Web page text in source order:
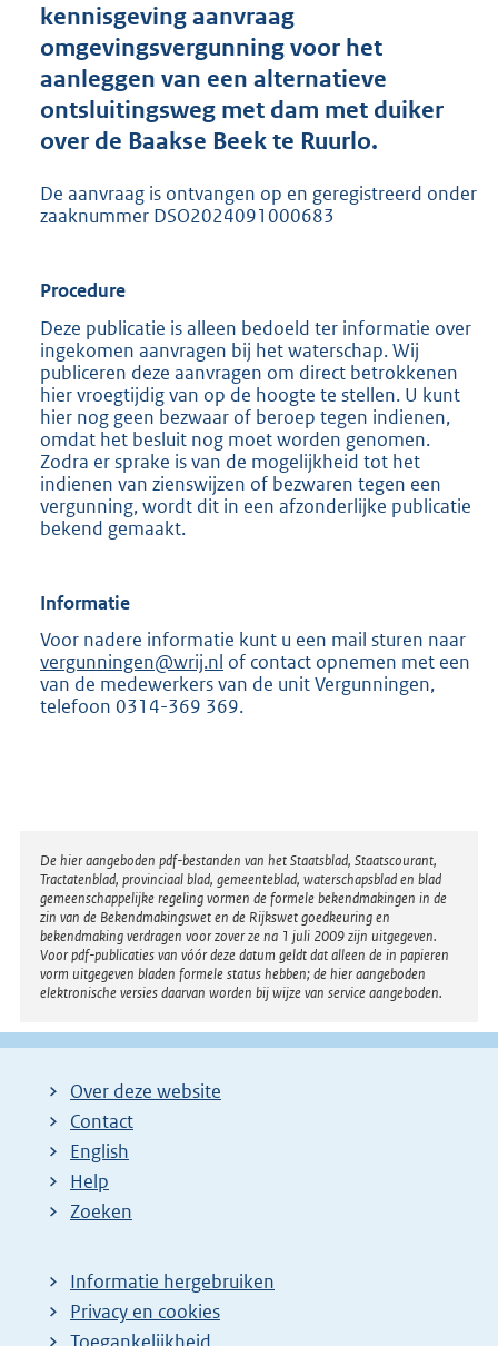
o
t
t
0
5
kennisgeving aanvraag
omgevingsvergunning voor het
aanleggen van een alternatieve
ontsluitingsweg met dam met duiker
over de Baakse Beek te Ruurlo.
De aanvraag is ontvangen op en geregistreerd onder
zaaknummer DSO2024091000683
Procedure
Deze publicatie is alleen bedoeld ter informatie over
ingekomen aanvragen bij het waterschap. Wij
publiceren deze aanvragen om direct betrokkenen
hier vroegtijdig van op de hoogte te stellen. U kunt
hier nog geen bezwaar of beroep tegen indienen,
omdat het besluit nog moet worden genomen.
Zodra er sprake is van de mogelijkheid tot het
indienen van zienswijzen of bezwaren tegen een
vergunning, wordt dit in een afzonderlijke publicatie
bekend gemaakt.
Informatie
Voor nadere informatie kunt u een mail sturen naar
vergunningen@wrij.nl of contact opnemen met een
van de medewerkers van de unit Vergunningen,
telefoon 0314-369 369.
Disclaimer
De hier aangeboden pdf-bestanden van het Staatsblad, Staatscourant,
Tractatenblad, provinciaal blad, gemeenteblad, waterschapsblad en blad
gemeenschappelijke regeling vormen de formele bekendmakingen in de
zin van de Bekendmakingswet en de Rijkswet goedkeuring en
bekendmaking verdragen voor zover ze na 1 juli 2009 zijn uitgegeven.
Voor pdf-publicaties van vóór deze datum geldt dat alleen de in papieren
vorm uitgegeven bladen formele status hebben; de hier aangeboden
elektronische versies daarvan worden bij wijze van service aangeboden.
Over deze website
Contact
English
Help
Zoeken
Informatie hergebruiken
Privacy en cookies